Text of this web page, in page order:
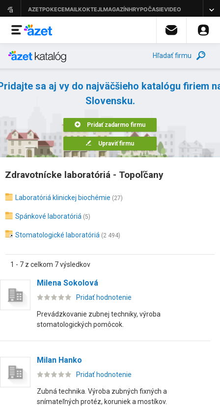
Hľadať firmu
sa aj vy do najväčšieho katalógu firiem
Slovensku.
Pridať zadarmo firmu
Upraviť firmu
Zdravotnícke laboratóriá - Topoľčany
Laboratóriá klinickej biochémie (27)
Spánkové laboratóriá (5)
Stomatologické laboratóriá (2 494)
1 - 7 z celkom 7 výsledkov
Milena Sokolová
Pridať hodnotenie
Prevádzkovanie zubnej techniky, výroba
stomatologických pomôcok.
Milan Hanko
Pridať hodnotenie
Zubná technika. Výroba zubných fixných a
snímateľných protéz, koruniek a mostíkov.